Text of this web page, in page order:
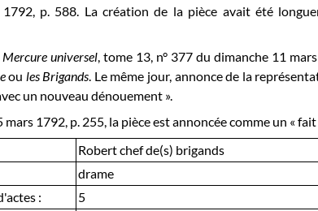
1792, p. 588. La création de la pièce avait été
Mercure universel, tome 13, n° 377 du dimanche 11
ou les Brigands . Le même jour, annonce de la
un nouveau dénouement ».
1792, p. 255, la pièce est annoncée comme un «
Robert chef de(s) brigands
drame
:
5